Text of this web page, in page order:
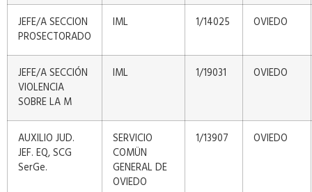
JEFE/A SECCION
PROSECTORADO
IML 1/14025 OVIEDO
JEFE/A SECCIÓN
VIOLENCIA
SOBRE LA M
IML 1/19031 OVIEDO
AUXILIO JUD.
JEF. EQ, SCG
SerGe.
SERVICIO
COMÜN
GENERAL DE
OVIEDO
1/13907 OVIEDO